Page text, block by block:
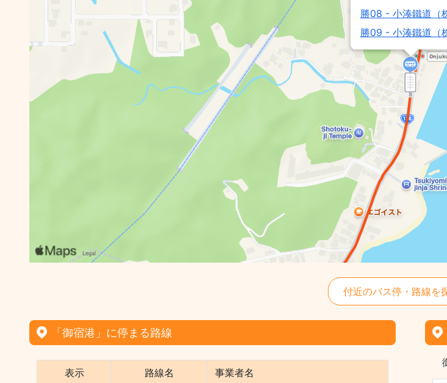
勝08 - 小湊鐵道（
勝09 - 小湊鐵道（
付近のバス停・路線を
「御宿港」に停まる路線
表示 路線名 事業者名